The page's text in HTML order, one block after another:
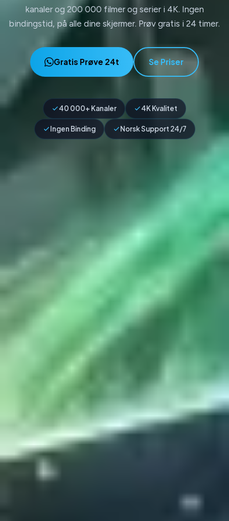
kanaler og 200 000 filmer og serier i 4K. Ingen
bindingstid, på alle dine skjermer. Prøv gratis i 24 timer.
Gratis Prøve 24t Se Priser
40 000+ Kanaler 4K Kvalitet
Ingen Binding Norsk Support 24/7